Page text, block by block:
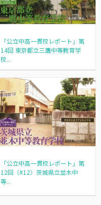
「公立中高一貫校レポート」第
14回 東京都立三鷹中等教育学
校...
「公立中高一貫校レポート」第
12回〈#12〉茨城県立並木中
等...